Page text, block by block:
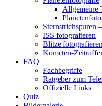
Allgemeine
Sternstrichspuren
ISS fotografieren
Blitze fotografieren
Kometen-
FAQ
Fachbegriffe
Ratgeber zum
Offizielle Links
Quiz